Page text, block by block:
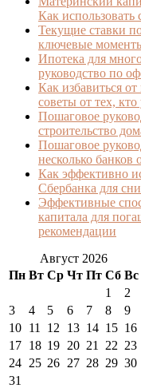
Как использовать
Текущие ставки
ключевые
Ипотека для
руководство по
Как избавиться
советы от тех,
Пошаговое
строительство
Пошаговое
несколько банков
Как эффективно
Сбербанка для
Эффективные
капитала для
рекомендации
Август 2026
Пн Вт Ср Чт Пт Сб Вс
1
2
3
4 5 6 7 8
9
10 11 12 13 14 15 16
17 18 19 20 21 22 23
24 25 26 27 28 29 30
31